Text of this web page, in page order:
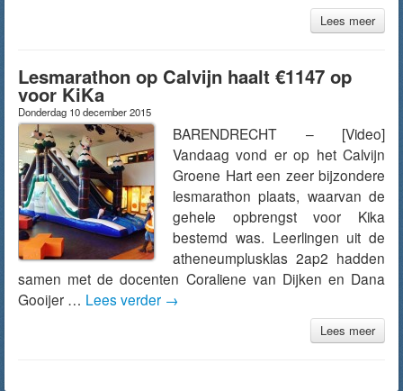
Lees meer
Lesmarathon op Calvijn haalt €1147 op
voor KiKa
Donderdag 10 december 2015
BARENDRECHT – [Video]
Vandaag vond er op het Calvijn
Groene Hart een zeer bijzondere
lesmarathon plaats, waarvan de
gehele opbrengst voor Kika
bestemd was. Leerlingen uit de
atheneumplusklas 2ap2 hadden
samen met de docenten Coraliene van Dijken en Dana
Gooijer … Lees verder →
Lees meer